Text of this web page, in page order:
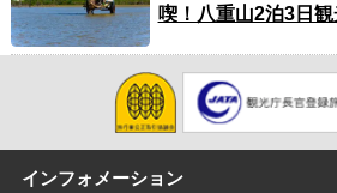
喫！八重山2泊3日
インフォメーション